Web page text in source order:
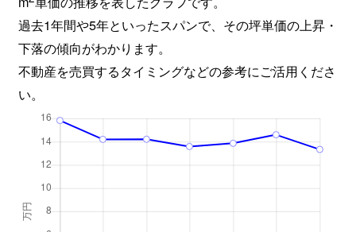
過去1年間や5年といったスパンで、その坪単価の上昇・
下落の傾向がわかります。
不動産を売買するタイミングなどの参考にご活用くださ
い。